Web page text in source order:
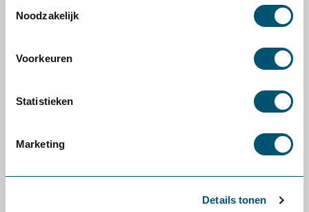
Noodzakelijk
Voorkeuren
Statistieken
Marketing
Details tonen
proefplaatsing van
De levering en proefplaatsingsperiode zijn
uitzondering: als je een klein product (zoals een
muis of toetsenbord) wilt retourneren, zijn de
Wat als het product niet bij mij past?